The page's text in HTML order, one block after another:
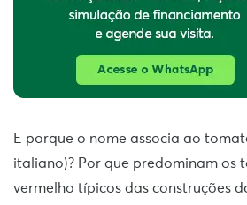
E porque o nome associa ao
italiano)? Por que predominam os
vermelho típicos das construções